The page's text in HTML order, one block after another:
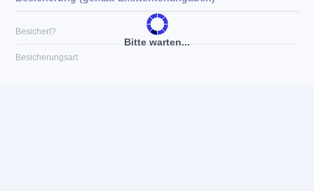
Bitte warten...
Besichert?
Besicherungsart